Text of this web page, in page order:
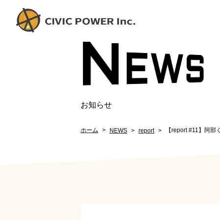
NEW
S
お知らせ
ホーム NEWS report 【report #11】阿